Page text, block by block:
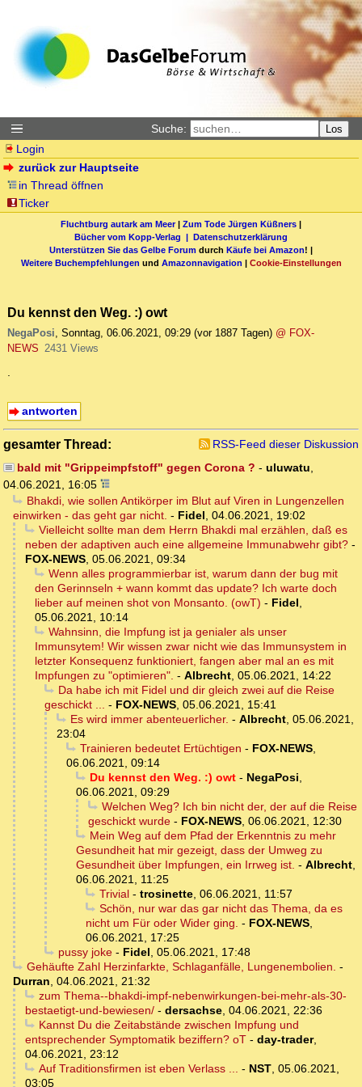
Suche: Los
Login
zurück zur Hauptseite
in Thread öffnen
Ticker
Fluchtburg autark am Meer| Zum Tode Jürgen Küßners |
Bücher vom Kopp-Verlag | Datenschutzerklärung
Unterstützen Sie das Gelbe Forum durch Käufe bei Amazon! |
Weitere Buchempfehlungen und Amazonnavigation | Cookie-Einstellungen
Du kennst den Weg. :) owt
NegaPosi, Sonntag, 06.06.2021, 09:29 (vor 1887 Tagen) @ FOX-
NEWS 2431 Views
.
antworten
gesamter Thread:
RSS-Feed dieser Diskussion
bald mit "Grippeimpfstoff" gegen Corona ? - uluwatu,
04.06.2021, 16:05
Bhakdi, wie sollen Antikörper im Blut auf Viren in Lungenzellen
einwirken - das geht gar nicht. - Fidel, 04.06.2021, 19:02
Vielleicht sollte man dem Herrn Bhakdi mal erzählen, daß es
neben der adaptiven auch eine allgemeine Immunabwehr gibt? -
FOX-NEWS, 05.06.2021, 09:34
Wenn alles programmierbar ist, warum dann der bug mit
den Gerinnseln + wann kommt das update? Ich warte doch
lieber auf meinen shot von Monsanto. (owT) - Fidel,
05.06.2021, 10:14
Wahnsinn, die Impfung ist ja genialer als unser
Immunsytem! Wir wissen zwar nicht wie das Immunsystem in
letzter Konsequenz funktioniert, fangen aber mal an es mit
Impfungen zu "optimieren". - Albrecht, 05.06.2021, 14:22
Da habe ich mit Fidel und dir gleich zwei auf die Reise
geschickt ... - FOX-NEWS, 05.06.2021, 15:41
Es wird immer abenteuerlicher. - Albrecht, 05.06.2021,
23:04
Trainieren bedeutet Ertüchtigen - FOX-NEWS,
06.06.2021, 09:14
Du kennst den Weg. :) owt- NegaPosi,
06.06.2021, 09:29
Welchen Weg? Ich bin nicht der, der auf die Reise
geschickt wurde - FOX-NEWS, 06.06.2021, 12:30
Mein Weg auf dem Pfad der Erkenntnis zu mehr
Gesundheit hat mir gezeigt, dass der Umweg zu
Gesundheit über Impfungen, ein Irrweg ist. - Albrecht,
06.06.2021, 11:25
Trivial- trosinette, 06.06.2021, 11:57
Schön, nur war das gar nicht das Thema, da es
nicht um Für oder Wider ging. - FOX-NEWS,
06.06.2021, 17:25
pussy joke- Fidel, 05.06.2021, 17:48
Gehäufte Zahl Herzinfarkte, Schlaganfälle, Lungenembolien. -
Durran, 04.06.2021, 21:32
zum Thema--bhakdi-impf-nebenwirkungen-bei-mehr-als-30-
bestaetigt-und-bewiesen/ - dersachse, 04.06.2021, 22:36
Kannst Du die Zeitabstände zwischen Impfung und
entsprechender Symptomatik beziffern? oT - day-trader,
04.06.2021, 23:12
Auf Traditionsfirmen ist eben Verlass ... - NST, 05.06.2021,
03:05